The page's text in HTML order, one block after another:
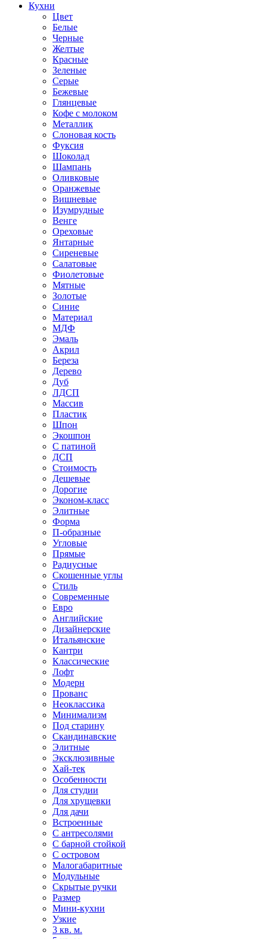
Кухни
Цвет
Белые
Черные
Желтые
Красные
Зеленые
Серые
Бежевые
Глянцевые
Кофе с молоком
Металлик
Слоновая кость
Фуксия
Шоколад
Шампань
Оливковые
Оранжевые
Вишневые
Изумрудные
Венге
Ореховые
Янтарные
Сиреневые
Салатовые
Фиолетовые
Мятные
Золотые
Синие
Материал
МДФ
Эмаль
Акрил
Береза
Дерево
Дуб
ЛДСП
Массив
Пластик
Шпон
Экошпон
С патиной
ДСП
Стоимость
Дешевые
Дорогие
Эконом-класс
Элитные
Форма
П-образные
Угловые
Прямые
Радиусные
Скошенные углы
Стиль
Современные
Евро
Английские
Дизайнерские
Итальянские
Кантри
Классические
Лофт
Модерн
Прованс
Неоклассика
Минимализм
Под старину
Скандинавские
Элитные
Эксклюзивные
Хай-тек
Особенности
Для студии
Для хрущевки
Для дачи
Встроенные
С антресолями
С барной стойкой
С островом
Малогабаритные
Модульные
Скрытые ручки
Размер
Мини-кухни
Узкие
3 кв. м.